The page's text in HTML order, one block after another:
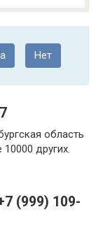
Нет
область
других.
(999) 109-